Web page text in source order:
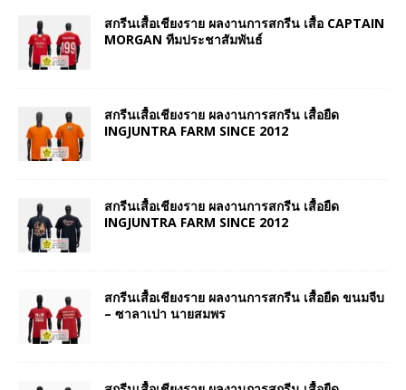
สกรีนเสื้อเชียงราย ผลงานการสกรีน เสื้อ CAPTAIN
MORGAN ทีมประชาสัมพันธ์
สกรีนเสื้อเชียงราย ผลงานการสกรีน เสื้อยืด
INGJUNTRA FARM SINCE 2012
สกรีนเสื้อเชียงราย ผลงานการสกรีน เสื้อยืด
INGJUNTRA FARM SINCE 2012
สกรีนเสื้อเชียงราย ผลงานการสกรีน เสื้อยืด ขนมจีบ
– ซาลาเปา นายสมพร